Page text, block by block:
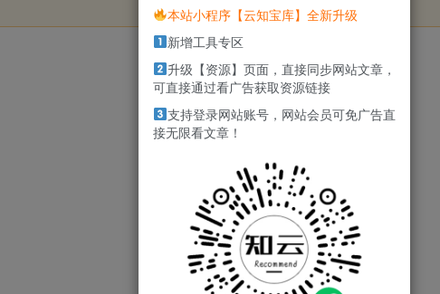
本站小程序【云知宝库】全新升级
新增工具专区
升级【资源】页面，直接同步网站文章，
可直接通过看广告获取资源链接
支持登录网站账号，网站会员可免广告直
接无限看文章！